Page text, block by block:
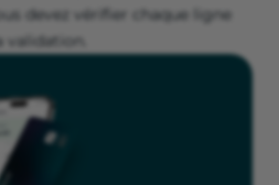
devez vérifier chaque ligne